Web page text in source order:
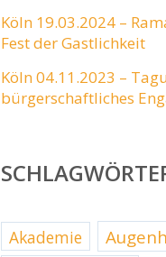
Köln 19.03.2024 –
Fest der Gastlichkeit
Köln 04.11.2023 –
bürgerschaftliches
Akademie